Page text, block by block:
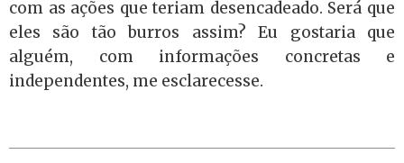
com as ações que teriam desencadeado. Será que
eles são tão burros assim? Eu gostaria que
alguém, com informações concretas e
independentes, me esclarecesse.